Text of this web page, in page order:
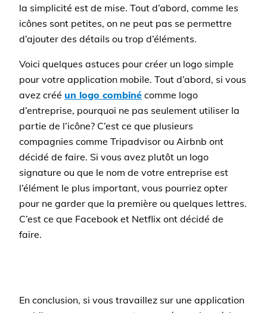
la simplicité est de mise. Tout d’abord, comme les
icônes sont petites, on ne peut pas se permettre
d’ajouter des détails ou trop d’éléments.
Voici quelques astuces pour créer un logo simple
pour votre application mobile. Tout d’abord, si vous
avez créé un logo combiné comme logo
d’entreprise, pourquoi ne pas seulement utiliser la
partie de l’icône? C’est ce que plusieurs
compagnies comme Tripadvisor ou Airbnb ont
décidé de faire. Si vous avez plutôt un logo
signature ou que le nom de votre entreprise est
l’élément le plus important, vous pourriez opter
pour ne garder que la première ou quelques lettres.
C’est ce que Facebook et Netflix ont décidé de
faire.
En conclusion, si vous travaillez sur une application